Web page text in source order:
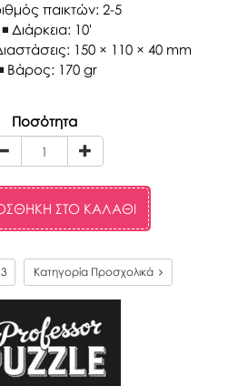
παικτών: 2-5
Διάρκεια: 10'
150 × 110 × 40 mm
Βάρος: 170 gr
Ποσότητα
ΣΤΟ ΚΑΛΆΘΙ
Κατηγορία Προσχολικά